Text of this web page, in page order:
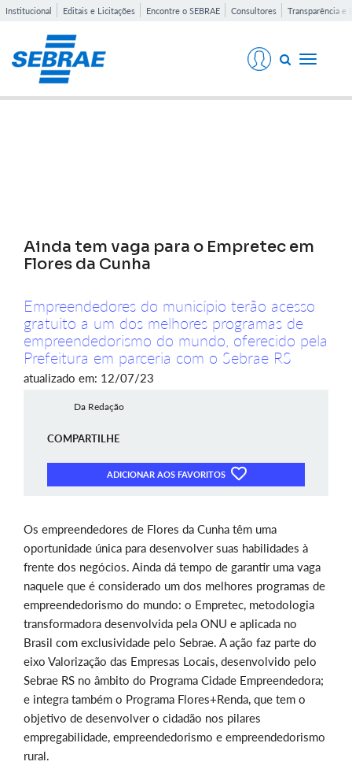
Institucional Editais e Licitações Encontre o SEBRAE Consultores Transparência e
Toggle
Ainda tem vaga para o Empretec em
Flores da Cunha
Empreendedores do município terão acesso
gratuito a um dos melhores programas de
empreendedorismo do mundo, oferecido pela
Prefeitura em parceria com o Sebrae RS
atualizado em: 12/07/23
Da Redação
COMPARTILHE
ADICIONAR AOS FAVORITOS
Os empreendedores de Flores da Cunha têm uma
oportunidade única para desenvolver suas habilidades à
frente dos negócios. Ainda dá tempo de garantir uma vaga
naquele que é considerado um dos melhores programas de
empreendedorismo do mundo: o Empretec, metodologia
transformadora desenvolvida pela ONU e aplicada no
Brasil com exclusividade pelo Sebrae. A ação faz parte do
eixo Valorização das Empresas Locais, desenvolvido pelo
Sebrae RS no âmbito do Programa Cidade Empreendedora;
e integra também o Programa Flores+Renda, que tem o
objetivo de desenvolver o cidadão nos pilares
empregabilidade, empreendedorismo e empreendedorismo
rural.